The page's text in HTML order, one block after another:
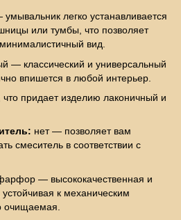
легко устанавливается
или тумбы, что позволяет
вид.
— классический и универсальный
впишется в любой интерьер.
что придает изделию лаконичный и
нет — позволяет вам
смеситель в соответствии с
— высококачественная и
к механическим
очищаемая.